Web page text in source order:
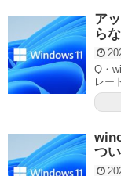
ア
ら
Q・
レー
つ